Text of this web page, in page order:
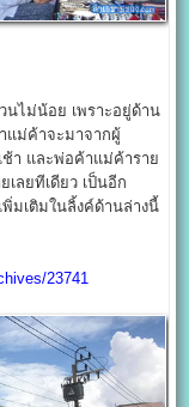
ไม่น้อย เพราะอยู่ด้าน
แม่ค้าจะมาจากผู้
ช้า และพ่อค้าแม่ค้าราย
ลยทีเดียว เป็นอีก
มเติมในลิ้งค์ด้านล่างนี้
23741